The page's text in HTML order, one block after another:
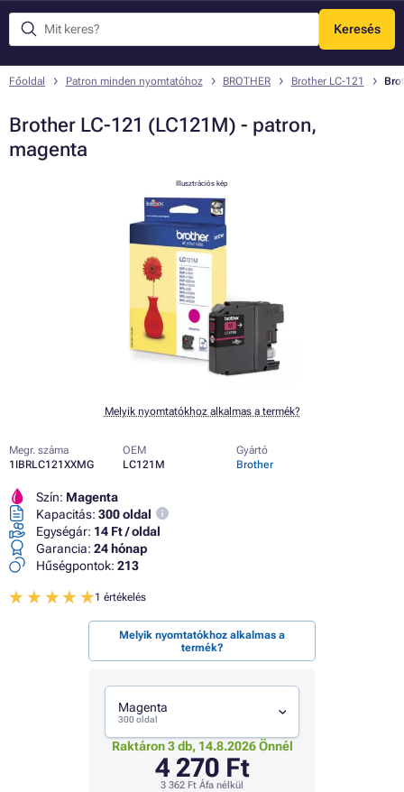
Keresés
Menü
Főoldal Patron minden nyomtatóhoz BROTHER Brother LC-121
Brother LC-121 (LC121M) - patron,
magenta
Illusztrációs kép
Melyik nyomtatókhoz alkalmas a termék?
Megr. száma
1IBRLC121XXMG
OEM
LC121M
Gyártó
Brother
Szín: Magenta
Kapacitás: 300 oldal
Egységár: 14 Ft / oldal
Garancia: 24 hónap
Hűségpontok: 213
1 értékelés
Melyik nyomtatókhoz alkalmas a
termék?
Magenta
300 oldal
Raktáron 3 db, 14.8.2026 Önnél
4 270 Ft
3 362 Ft Áfa nélkül